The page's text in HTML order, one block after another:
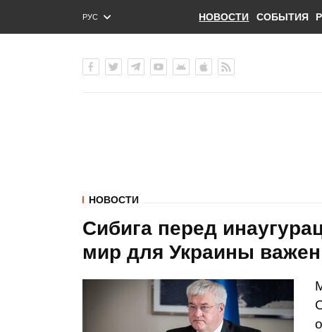
РУС
ENG
НОВОСТИ СОБЫТИЯ
НОВОСТИ
Сибига перед
мир для Украины